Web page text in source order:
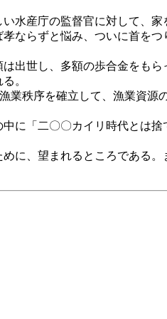
産庁の監督官に対して、家
ならずと悩み、ついに首をつ
出世し、多額の歩合金をもら
。
秩序を確立して、漁業資源
に「二〇〇カイリ時代とは捨
に、望まれるところである。